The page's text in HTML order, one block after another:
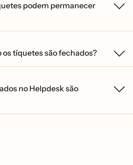
podem permanecer
tíquetes são fechados?
no Helpdesk são